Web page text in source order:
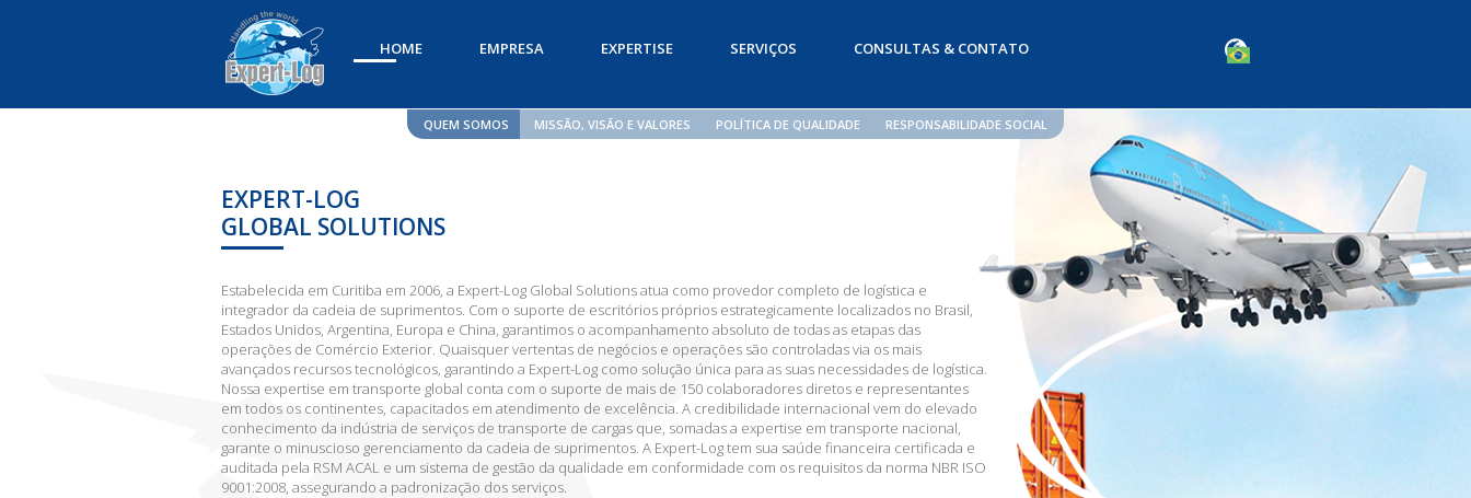
HOME EMPRESA EXPERTISE SERVIÇOS CONSULTAS & CONTATO
QUEM SOMOS MISSÃO, VISÃO E VALORES POLÍTICA DE QUALIDADE RESPONSABILIDADE SOCIAL
EXPERT-LOG
GLOBAL SOLUTIONS
Estabelecida em Curitiba em 2006, a Expert-Log Global Solutions atua como provedor completo de logística e
integrador da cadeia de suprimentos. Com o suporte de escritórios próprios estrategicamente localizados no Brasil,
Estados Unidos, Argentina, Europa e China, garantimos o acompanhamento absoluto de todas as etapas das
operações de Comércio Exterior. Quaisquer vertentas de negócios e operações são controladas via os mais
avançados recursos tecnológicos, garantindo a Expert-Log como solução única para as suas necessidades de logística.
Nossa expertise em transporte global conta com o suporte de mais de 150 colaboradores diretos e representantes
em todos os continentes, capacitados em atendimento de excelência. A credibilidade internacional vem do elevado
conhecimento da indústria de serviços de transporte de cargas que, somadas a expertise em transporte nacional,
garante o minuscioso gerenciamento da cadeia de suprimentos. A Expert-Log tem sua saúde financeira certificada e
auditada pela RSM ACAL e um sistema de gestão da qualidade em conformidade com os requisitos da norma NBR ISO
9001:2008, assegurando a padronização dos serviços.